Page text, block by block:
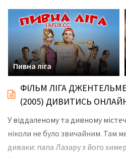
Пивна ліга
ФІЛЬМ ЛІГА
(2005) ДИВИТИСЬ
У віддаленому та дивному
ніколи не було звичайним. Там
диваки: папа Лазару з його